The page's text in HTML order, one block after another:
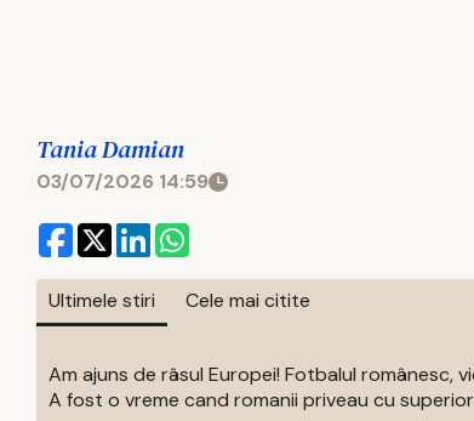
Tania Damian
03/07/2026 14:59
Ultimele stiri Cele mai citite
Am ajuns de râsul Europei! Fotbalul românesc,
A fost o vreme cand romanii priveau cu